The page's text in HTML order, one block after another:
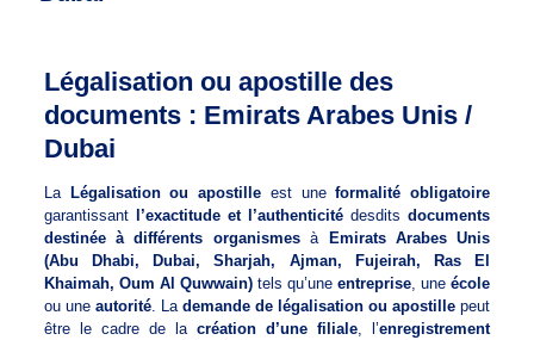
Légalisation ou apostille des
documents : Emirats Arabes Unis /
Dubai
La Légalisation ou apostille est uneformalité obligatoire
garantissant
l’exactitude et l’authenticité desditsdocuments
destinée à différents organismesà
Emirats Arabes Unis
(Abu Dhabi, Dubai, Sharjah, Ajman, Fujeirah, Ras El
Khaimah, Oum Al Quwwain)tels qu’uneentreprise , uneécole
ou une autorité. La demande de légalisation ou apostille peut
être le cadre de lacréation d’une filiale , l’enregistrement